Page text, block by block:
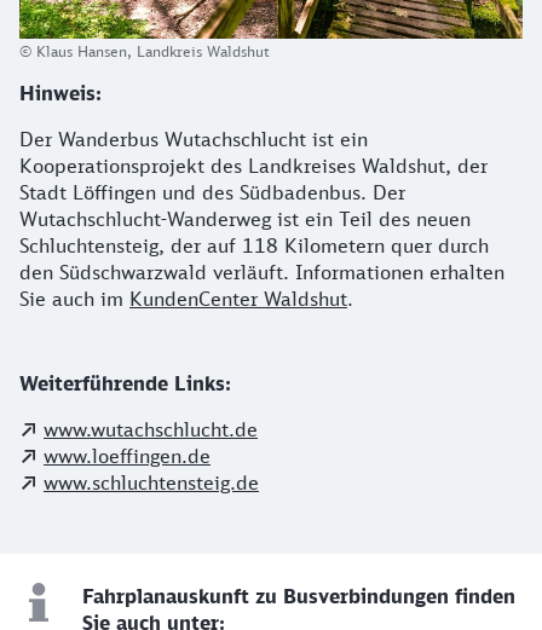
© Klaus Hansen, Landkreis Waldshut
Hinweis:
Der Wanderbus Wutachschlucht ist ein
Kooperationsprojekt des Landkreises Waldshut, der
Stadt Löffingen und des Südbadenbus. Der
Wutachschlucht-Wanderweg ist ein Teil des neuen
Schluchtensteig, der auf 118 Kilometern quer durch
den Südschwarzwald verläuft. Informationen erhalten
Sie auch im KundenCenter Waldshut.
Weiterführende Links:
www.wutachschlucht.de
www.loeffingen.de
www.schluchtensteig.de
Fahrplanauskunft zu Busverbindungen finden
Sie auch unter: